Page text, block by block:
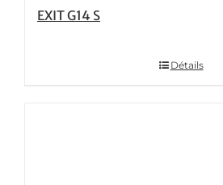
EXIT G14 S
Détails